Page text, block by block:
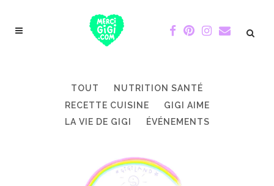
TOUT
NUTRITION SANTÉ
RECETTE CUISINE
GIGI AIME
LA VIE DE GIGI
ÉVÉNEMENTS